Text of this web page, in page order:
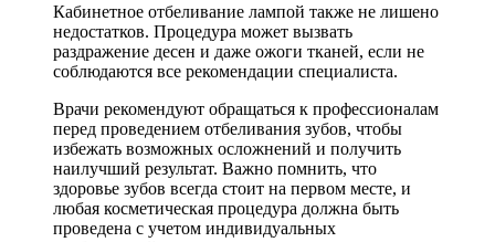
Кабинетное отбеливание лампой также не лишено
недостатков. Процедура может вызвать
раздражение десен и даже ожоги тканей, если не
соблюдаются все рекомендации специалиста.
Врачи рекомендуют обращаться к профессионалам
перед проведением отбеливания зубов, чтобы
избежать возможных осложнений и получить
наилучший результат. Важно помнить, что
здоровье зубов всегда стоит на первом месте, и
любая косметическая процедура должна быть
проведена с учетом индивидуальных